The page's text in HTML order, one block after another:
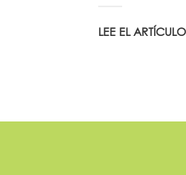
LEE EL ARTÍCULO